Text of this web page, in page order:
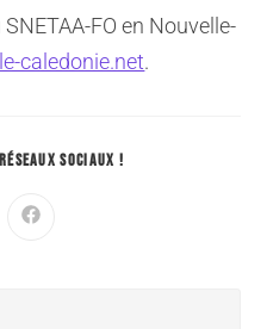
FO en Nouvelle-
caledonie.net.
SOCIAUX !